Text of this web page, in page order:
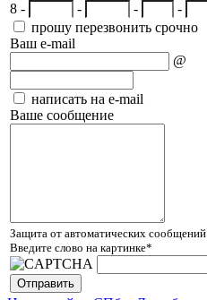
8 -
- -
-
прошу перезвонить срочно
Ваш e-mail
@
написать на e-mail
Ваше сообщение
Защита от автоматических сообщений
Введите слово на картинке*